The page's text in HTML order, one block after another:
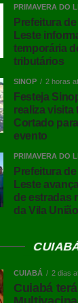
PRIMAVERA DO
Prefeitura
Leste
temporária
tributários
SINOP 2 horas
Festeja
realiza visita
Cortado
evento
PRIMAVERA DO
Prefeitura
Leste
de estradas
da Vila União
CUIABÁ 2 dias
Cuiabá